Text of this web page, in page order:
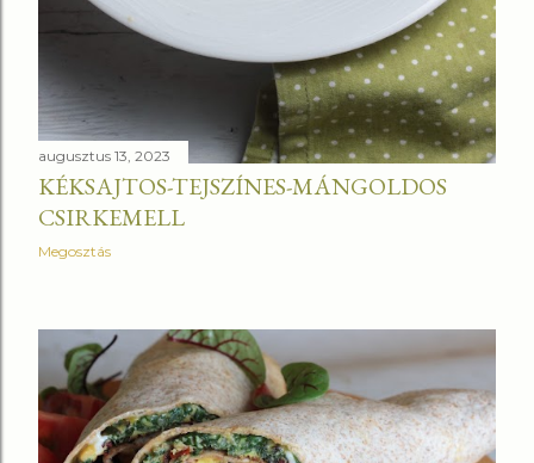
augusztus 13, 2023
KÉKSAJTOS-TEJSZÍNES-MÁNGOLDOS
CSIRKEMELL
Megosztás